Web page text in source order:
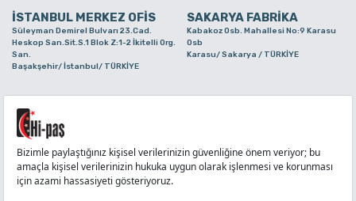
İSTANBUL MERKEZ OFİS SAKARYA FABRİKA
Süleyman Demirel Bulvarı 23.Cad.
Heskop San.Sit.S.1 Blok Z:1-2 İkitelli Org.
San.
Başakşehir/ İstanbul/ TÜRKİYE
Kabakoz Osb. Mahallesi No:9 Karasu
Osb
Karasu/ Sakarya / TÜRKİYE
Alaaddinbey Mah. Ayfatma Cad. No.11 A/C
Sam.3 Plaza B Blok Nilüfer/ Bursa/
TÜRKİYE
TELEFON